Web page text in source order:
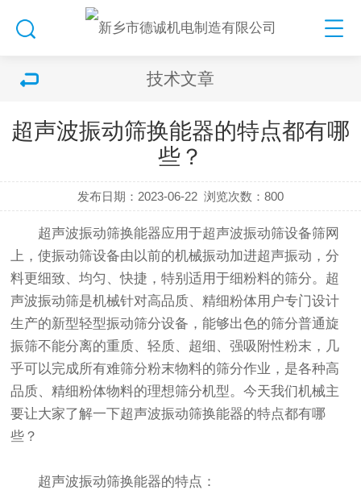
技术文章
超声波振动筛换能器的特点都有哪
些？
发布日期：2023-06-22 浏览次数：800
超声波振动筛换能器应用于超声波振动筛设备筛网
上，使振动筛设备由以前的机械振动加进超声振动，分
料更细致、均匀、快捷，特别适用于细粉料的筛分。超
声波振动筛是机械针对高品质、精细粉体用户专门设计
生产的新型轻型振动筛分设备，能够出色的筛分普通旋
振筛不能分离的重质、轻质、超细、强吸附性粉末，几
乎可以完成所有难筛分粉末物料的筛分作业，是各种高
品质、精细粉体物料的理想筛分机型。今天我们机械主
要让大家了解一下超声波振动筛换能器的特点都有哪
些？
超声波振动筛换能器的特点：